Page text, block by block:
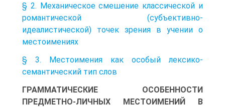
§ 2. Механическое смешение классической и
романтической (субъективно-
идеалистической) точек зрения в учении о
местоимениях
§ 3. Местоимения как особый лексико-
семантический тип слов
ГРАММАТИЧЕСКИЕ ОСОБЕННОСТИ
ПРЕДМЕТНО-ЛИЧНЫХ МЕСТОИМЕНИЙ В